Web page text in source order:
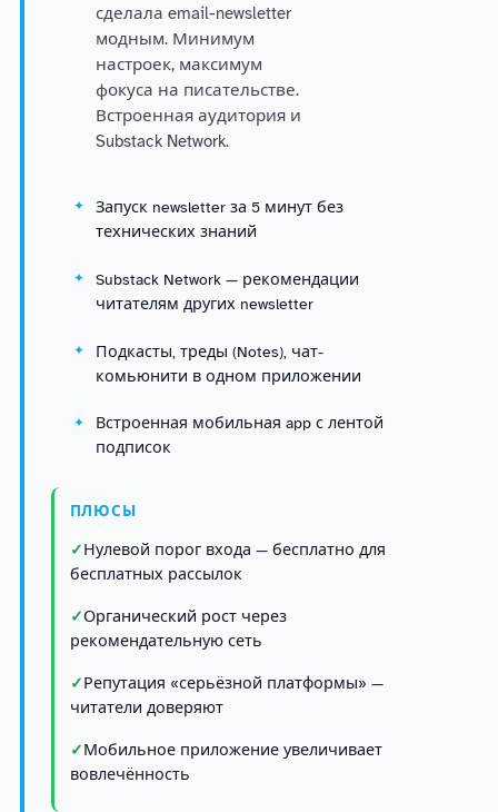
сделала email-newsletter
модным. Минимум
настроек, максимум
фокуса на писательстве.
Встроенная аудитория и
Substack Network.
Запуск newsletter за 5 минут без
технических знаний
Substack Network — рекомендации
читателям других newsletter
Подкасты, треды (Notes), чат-
комьюнити в одном приложении
Встроенная мобильная app с лентой
подписок
ПЛЮСЫ
Нулевой порог входа — бесплатно для
бесплатных рассылок
Органический рост через
рекомендательную сеть
Репутация «серьёзной платформы» —
читатели доверяют
Мобильное приложение увеличивает
вовлечённость